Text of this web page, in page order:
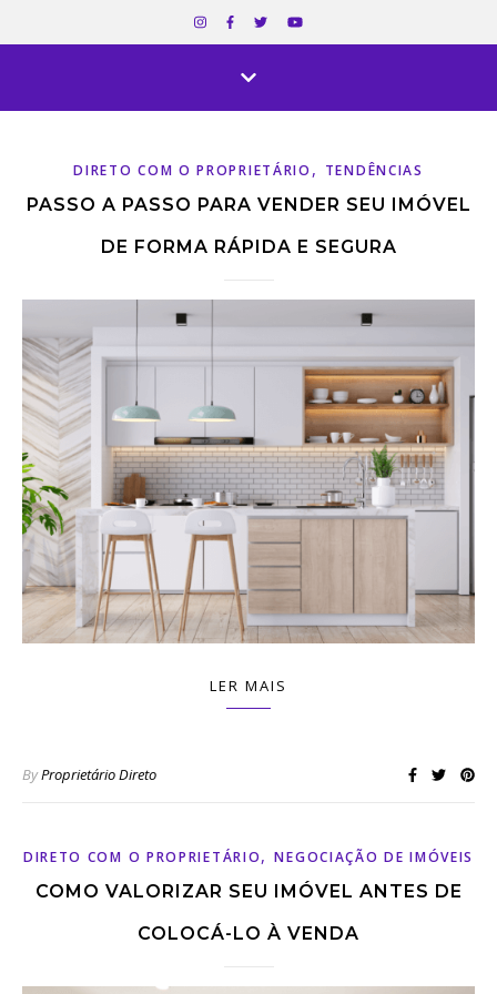
DIRETO COM O PROPRIETÁRIO , TENDÊNCIAS
PASSO A PASSO PARA VENDER SEU IMÓVEL
DE FORMA RÁPIDA E SEGURA
LER MAIS
ByProprietário Direto
DIRETO COM O PROPRIETÁRIO,NEGOCIAÇÃO DE IMÓVEIS
COMO VALORIZAR SEU IMÓVEL ANTES DE
COLOCÁ-LO À VENDA